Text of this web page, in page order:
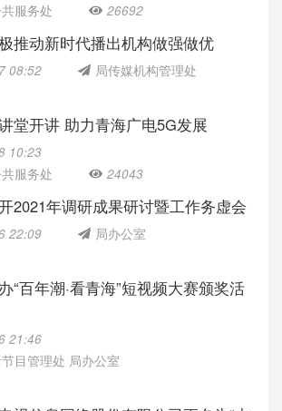
服务处
26692
推动新时代播出机构做强做优
08:52
局传媒机构管理处
堂开讲 助力青海广电5G发展
10:23
服务处
24043
2021年调研成果研讨暨工作务虚会
22:09
局办公室
“百年潮·看青海”短视频大赛颁奖活
21:46
目管理处 局办公室